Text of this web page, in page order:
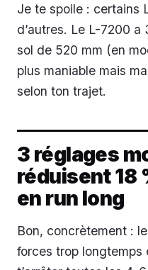
Je te spoile : certains
d’autres. Le L-7200
sol de 520 mm (en
plus maniable mais
selon ton trajet.
3 réglages
réduisent 18
en run long
Bon, concrètement :
forces trop longtemps